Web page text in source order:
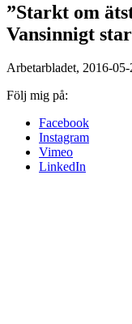
”Starkt om
Vansinnigt
Arbetarbladet, 2016-05-
Följ mig på:
Facebook
Instagram
Vimeo
LinkedIn